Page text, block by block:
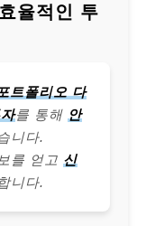
율적인 투
트폴리오 다
를 통해 안
니다.
를 얻고 신
니다.